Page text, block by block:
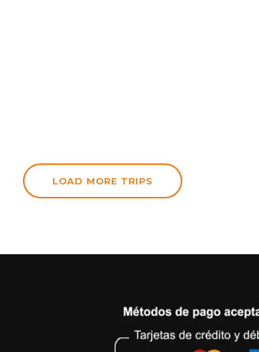
LOAD MORE TRIPS